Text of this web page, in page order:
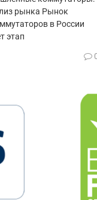
рынка Рынок
в России
этап